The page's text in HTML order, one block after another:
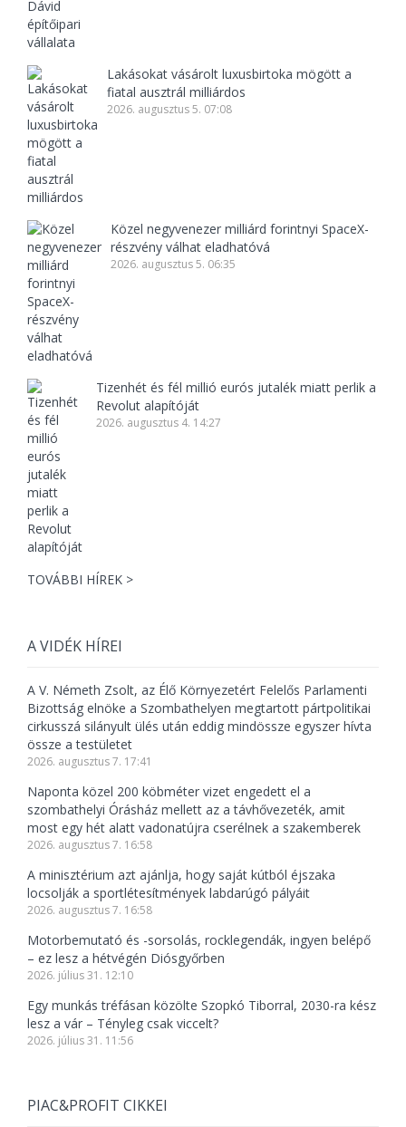
Lakásokat vásárolt luxusbirtoka mögött a
fiatal ausztrál milliárdos
2026. augusztus 5. 07:08
Közel negyvenezer milliárd forintnyi SpaceX-
részvény válhat eladhatóvá
2026. augusztus 5. 06:35
Tizenhét és fél millió eurós jutalék miatt perlik a
Revolut alapítóját
2026. augusztus 4. 14:27
TOVÁBBI HÍREK >
A VIDÉK HÍREI
A V. Németh Zsolt, az Élő Környezetért Felelős Parlamenti
Bizottság elnöke a Szombathelyen megtartott pártpolitikai
cirkusszá silányult ülés után eddig mindössze egyszer hívta
össze a testületet
2026. augusztus 7. 17:41
Naponta közel 200 köbméter vizet engedett el a
szombathelyi Órásház mellett az a távhővezeték, amit
most egy hét alatt vadonatújra cserélnek a szakemberek
2026. augusztus 7. 16:58
A minisztérium azt ajánlja, hogy saját kútból éjszaka
locsolják a sportlétesítmények labdarúgó pályáit
2026. augusztus 7. 16:58
Motorbemutató és -sorsolás, rocklegendák, ingyen belépő
– ez lesz a hétvégén Diósgyőrben
2026. július 31. 12:10
Egy munkás tréfásan közölte Szopkó Tiborral, 2030-ra kész
lesz a vár – Tényleg csak viccelt?
2026. július 31. 11:56
PIAC&PROFIT CIKKEI